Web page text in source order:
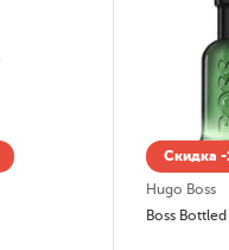
Скидка
Hugo Boss
Boss